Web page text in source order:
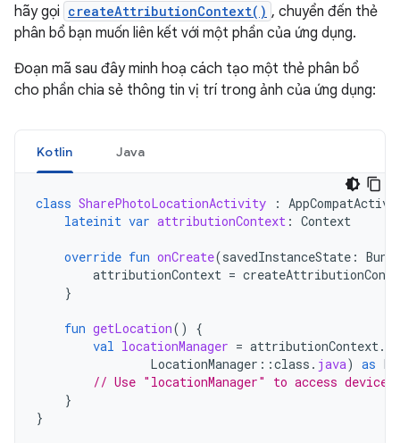
hãy gọi createAttributionContext() , chuyển đến thẻ
phân bổ bạn muốn liên kết với một phần của ứng dụng.
Đoạn mã sau đây minh hoạ cách tạo một thẻ phân bổ
cho phần chia sẻ thông tin vị trí trong ảnh của ứng dụng:
Kotlin Java
class SharePhotoLocationActivity :
lateinit var attributionContext : Context
override fun onCreate(savedInstanceState :
attributionContext =
}
fun getLocation()
{
val locationManager = attributionContext.
LocationManager ::class . java) as
// Use "locationManager" to access
}
}